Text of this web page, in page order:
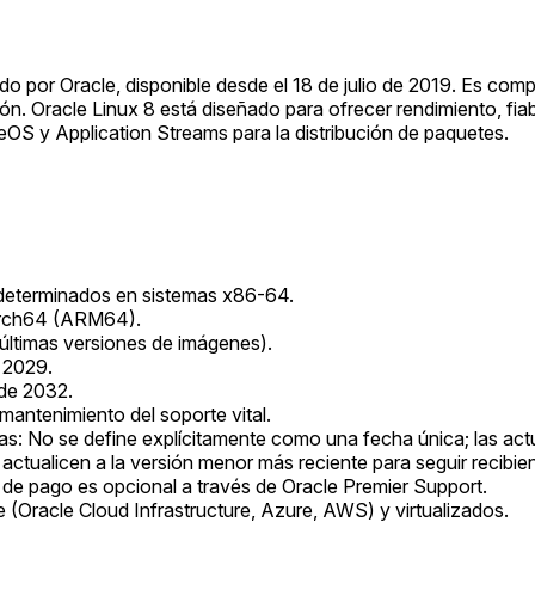
por Oracle, disponible desde el 18 de julio de 2019. Es
Oracle Linux 8 está diseñado para ofrecer rendimiento,
y Application Streams para la distribución de paquetes.
en sistemas x86-64.
(ARM64).
versiones de imágenes).
2032.
del soporte vital.
No se define explícitamente como una fecha única; las
a la versión menor más reciente para seguir
pago es opcional a través de Oracle Premier Support.
Cloud Infrastructure, Azure, AWS) y virtualizados.